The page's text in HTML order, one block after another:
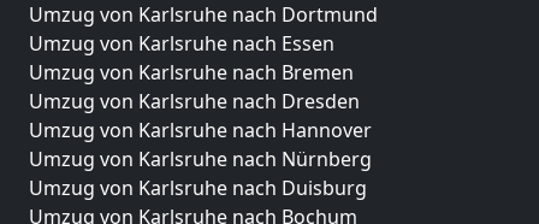
Umzug von Karlsruhe nach Dortmund
Umzug von Karlsruhe nach Essen
Umzug von Karlsruhe nach Bremen
Umzug von Karlsruhe nach Dresden
Umzug von Karlsruhe nach Hannover
Umzug von Karlsruhe nach Nürnberg
Umzug von Karlsruhe nach Duisburg
Umzug von Karlsruhe nach Bochum